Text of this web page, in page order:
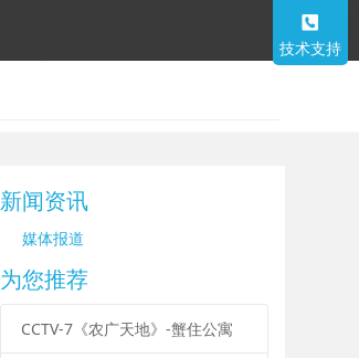
新闻资讯
媒体报道
为您推荐
CCTV-7《农广天地》-蟹住公寓
技术支持